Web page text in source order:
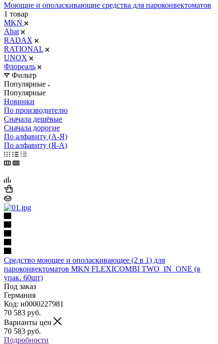
Моющие и ополаскивающие средства для пароконвектоматов
1 товар
MKN
Abat
RADAX
RATIONAL
UNOX
Флореаль
Фильтр
Популярные
Популярные
Новинки
По производителю
Сначала дешёвые
Сначала дорогие
По алфавиту (А-Я)
По алфавиту (Я-А)
Средство моющее и ополаскивающее (2 в 1) для
пароконвектоматов MKN FLEXICOMBI TWO_IN_ONE (в
упак. 60шт)
Под заказ
Германия
Код: н0000227981
70 583 руб.
Варианты цен
70 583 руб.
Подробности